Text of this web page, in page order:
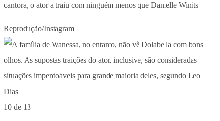
cantora, o ator a traiu com ninguém menos que Danielle Winits
Reprodução/Instagram
10 de 13